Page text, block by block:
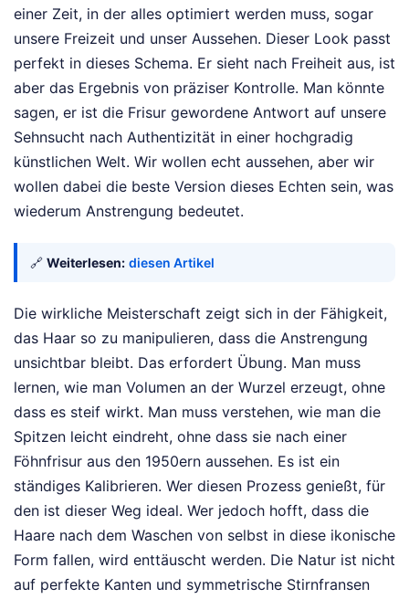
einer Zeit, in der alles optimiert werden muss, sogar
unsere Freizeit und unser Aussehen. Dieser Look passt
perfekt in dieses Schema. Er sieht nach Freiheit aus, ist
aber das Ergebnis von präziser Kontrolle. Man könnte
sagen, er ist die Frisur gewordene Antwort auf unsere
Sehnsucht nach Authentizität in einer hochgradig
künstlichen Welt. Wir wollen echt aussehen, aber wir
wollen dabei die beste Version dieses Echten sein, was
wiederum Anstrengung bedeutet.
🔗 Weiterlesen: diesen Artikel
Die wirkliche Meisterschaft zeigt sich in der Fähigkeit,
das Haar so zu manipulieren, dass die Anstrengung
unsichtbar bleibt. Das erfordert Übung. Man muss
lernen, wie man Volumen an der Wurzel erzeugt, ohne
dass es steif wirkt. Man muss verstehen, wie man die
Spitzen leicht eindreht, ohne dass sie nach einer
Föhnfrisur aus den 1950ern aussehen. Es ist ein
ständiges Kalibrieren. Wer diesen Prozess genießt, für
den ist dieser Weg ideal. Wer jedoch hofft, dass die
Haare nach dem Waschen von selbst in diese ikonische
Form fallen, wird enttäuscht werden. Die Natur ist nicht
auf perfekte Kanten und symmetrische Stirnfransen